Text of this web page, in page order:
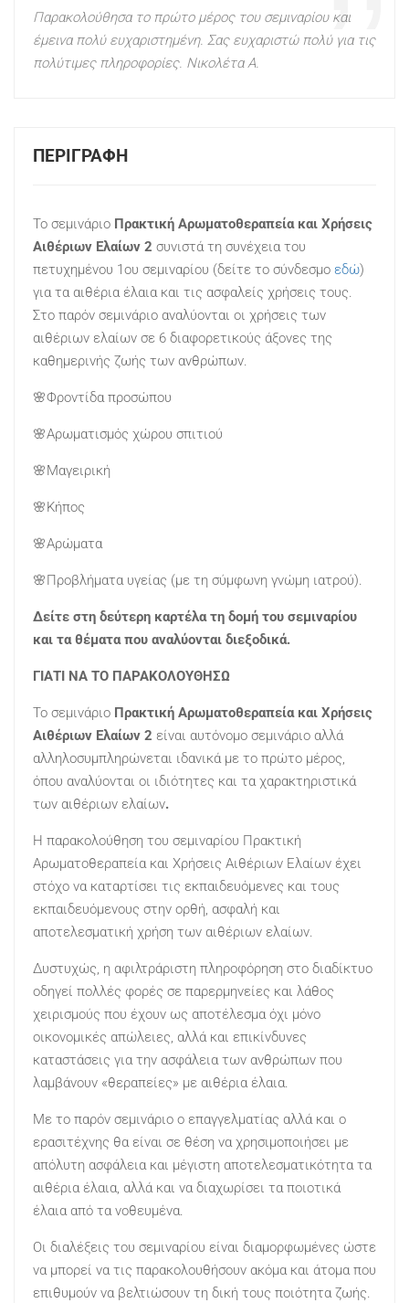
ΠΕΡΙΓΡΑΦΉ
Το σεμινάριο Πρακτική Αρωματοθεραπεία και Χρήσεις
Αιθέριων Ελαίων 2 συνιστά τη συνέχεια του
πετυχημένου 1ου σεμιναρίου (δείτε το σύνδεσμο εδώ)
για τα αιθέρια έλαια και τις ασφαλείς χρήσεις τους.
Στο παρόν σεμινάριο αναλύονται οι χρήσεις των
αιθέριων ελαίων σε 6 διαφορετικούς άξονες της
καθημερινής ζωής των ανθρώπων.
🌸Φροντίδα προσώπου
🌸Αρωματισμός χώρου σπιτιού
🌸Μαγειρική
🌸Κήπος
🌸Αρώματα
🌸Προβλήματα υγείας (με τη σύμφωνη γνώμη ιατρού).
Δείτε στη δεύτερη καρτέλα τη δομή του σεμιναρίου
και τα θέματα που αναλύονται διεξοδικά.
ΓΙΑΤΙ ΝΑ ΤΟ ΠΑΡΑΚΟΛΟΥΘΗΣΩ
Το σεμινάριο Πρακτική Αρωματοθεραπεία και Χρήσεις
Αιθέριων Ελαίων 2 είναι αυτόνομο σεμινάριο αλλά
αλληλοσυμπληρώνεται ιδανικά με το πρώτο μέρος,
όπου αναλύονται οι ιδιότητες και τα χαρακτηριστικά
των αιθέριων ελαίων.
Η παρακολούθηση του σεμιναρίου Πρακτική
Αρωματοθεραπεία και Χρήσεις Αιθέριων Ελαίων έχει
στόχο να καταρτίσει τις εκπαιδευόμενες και τους
εκπαιδευόμενους στην ορθή, ασφαλή και
αποτελεσματική χρήση των αιθέριων ελαίων.
Δυστυχώς, η αφιλτράριστη πληροφόρηση στο διαδίκτυο
οδηγεί πολλές φορές σε παρερμηνείες και λάθος
χειρισμούς που έχουν ως αποτέλεσμα όχι μόνο
οικονομικές απώλειες, αλλά και επικίνδυνες
καταστάσεις για την ασφάλεια των ανθρώπων που
λαμβάνουν «θεραπείες» με αιθέρια έλαια.
Με το παρόν σεμινάριο ο επαγγελματίας αλλά και ο
ερασιτέχνης θα είναι σε θέση να χρησιμοποιήσει με
απόλυτη ασφάλεια και μέγιστη αποτελεσματικότητα τα
αιθέρια έλαια, αλλά και να διαχωρίσει τα ποιοτικά
έλαια από τα νοθευμένα.
Οι διαλέξεις του σεμιναρίου είναι διαμορφωμένες ώστε
να μπορεί να τις παρακολουθήσουν ακόμα και άτομα που
επιθυμούν να βελτιώσουν τη δική τους ποιότητα ζωής.
Παρακολούθησα το πρώτο μέρος του σεμιναρίου και
έμεινα πολύ ευχαριστημένη. Σας ευχαριστώ πολύ για τις
πολύτιμες πληροφορίες. Νικολέτα Α.